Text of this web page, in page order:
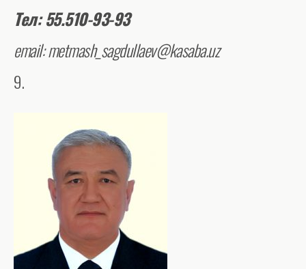
Тел: 55.510-93-93
email: metmash_sagdullaev@kasaba.uz
9.